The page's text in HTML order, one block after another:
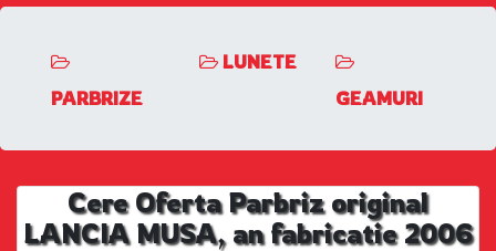
PARBRIZE
LUNETE
GEAMURI
Cere Oferta Parbriz original
LANCIA MUSA, an fabricatie 2006